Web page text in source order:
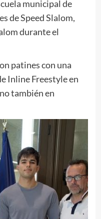
municipal de
de Speed Slalom,
durante el
patines con una
Inline Freestyle en
también en